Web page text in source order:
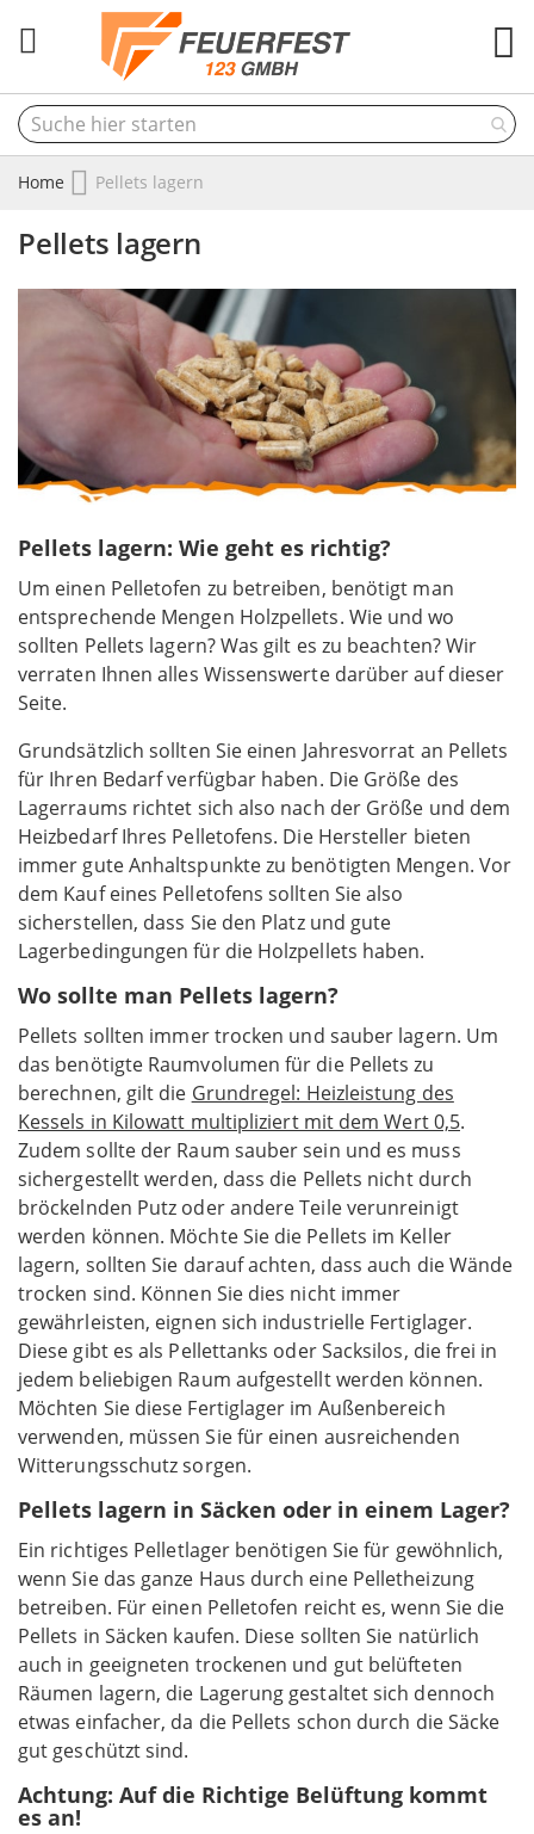
Home Pellets lagern
Pellets lagern
Pellets lagern: Wie geht es richtig?
Um einen Pelletofen zu betreiben, benötigt man
entsprechende Mengen Holzpellets. Wie und wo
sollten Pellets lagern? Was gilt es zu beachten? Wir
verraten Ihnen alles Wissenswerte darüber auf dieser
Seite.
Grundsätzlich sollten Sie einen Jahresvorrat an Pellets
für Ihren Bedarf verfügbar haben. Die Größe des
Lagerraums richtet sich also nach der Größe und dem
Heizbedarf Ihres Pelletofens. Die Hersteller bieten
immer gute Anhaltspunkte zu benötigten Mengen. Vor
dem Kauf eines Pelletofens sollten Sie also
sicherstellen, dass Sie den Platz und gute
Lagerbedingungen für die Holzpellets haben.
Wo sollte man Pellets lagern?
Pellets sollten immer trocken und sauber lagern. Um
das benötigte Raumvolumen für die Pellets zu
berechnen, gilt die Grundregel: Heizleistung des
Kessels in Kilowatt multipliziert mit dem Wert 0,5.
Zudem sollte der Raum sauber sein und es muss
sichergestellt werden, dass die Pellets nicht durch
bröckelnden Putz oder andere Teile verunreinigt
werden können. Möchte Sie die Pellets im Keller
lagern, sollten Sie darauf achten, dass auch die Wände
trocken sind. Können Sie dies nicht immer
gewährleisten, eignen sich industrielle Fertiglager.
Diese gibt es als Pellettanks oder Sacksilos, die frei in
jedem beliebigen Raum aufgestellt werden können.
Möchten Sie diese Fertiglager im Außenbereich
verwenden, müssen Sie für einen ausreichenden
Witterungsschutz sorgen.
Pellets lagern in Säcken oder in einem Lager?
Ein richtiges Pelletlager benötigen Sie für gewöhnlich,
wenn Sie das ganze Haus durch eine Pelletheizung
betreiben. Für einen Pelletofen reicht es, wenn Sie die
Pellets in Säcken kaufen. Diese sollten Sie natürlich
auch in geeigneten trockenen und gut belüfteten
Räumen lagern, die Lagerung gestaltet sich dennoch
etwas einfacher, da die Pellets schon durch die Säcke
gut geschützt sind.
Achtung: Auf die Richtige Belüftung kommt
es an!